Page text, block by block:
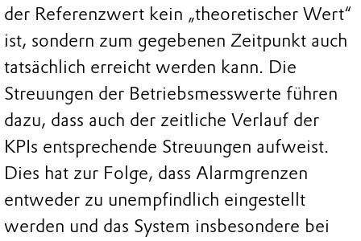
der Referenzwert kein „theoretischer Wert“
ist, sondern zum gegebenen Zeitpunkt auch
tatsächlich erreicht werden kann. Die
Streuungen der Betriebsmesswerte führen
dazu, dass auch der zeitliche Verlauf der
KPIs entsprechende Streuungen aufweist.
Dies hat zur Folge, dass Alarmgrenzen
entweder zu unempfindlich eingestellt
werden und das System insbesondere bei